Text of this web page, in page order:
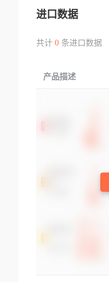
进口数据
共计 0条进口数据
产品描述